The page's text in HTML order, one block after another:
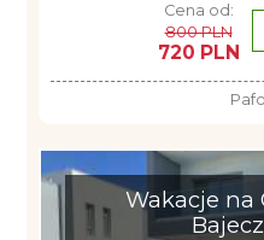
Cena od:
800 PLN
720 PLN
Wakacje na